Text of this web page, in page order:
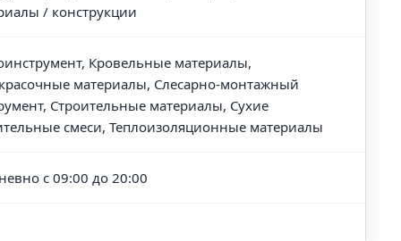
/ конструкции
Кровельные материалы,
материалы, Слесарно-монтажный
Строительные материалы, Сухие
смеси, Теплоизоляционные материалы
с 09:00 до 20:00